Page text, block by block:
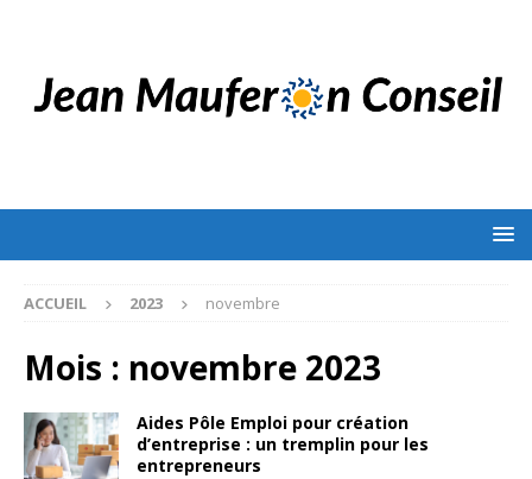
ACCUEIL 2023 novembre
Mois : novembre 2023
Aides Pôle Emploi pour création
d’entreprise : un tremplin pour les
entrepreneurs